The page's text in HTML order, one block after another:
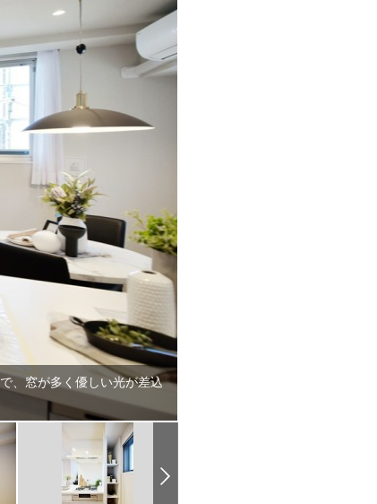
、窓が多く優しい光が差込